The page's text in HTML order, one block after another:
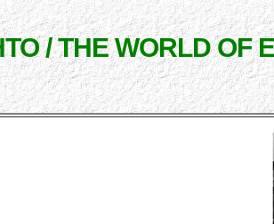
/ THE WORLD OF